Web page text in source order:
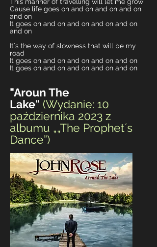
This manner of travelling will let me grow
Cause life goes on and on and on and on
and on
It goes on and on and on and on and on
and on
It`s the way of slowness that will be my
road
It goes on and on and on and on and on
It goes on and on and on and on and on
"Aroun The
Lake" (Wydanie: 10
października 2023 z
albumu „„The Prophet´s
Dance”)